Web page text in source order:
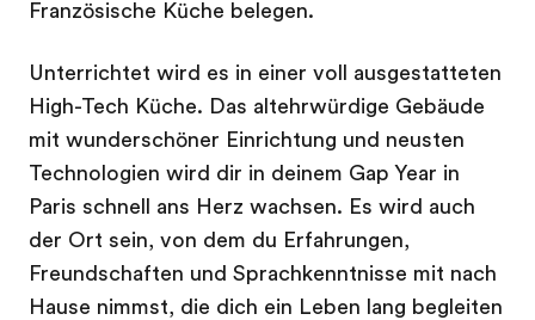
Französische Küche belegen.
Unterrichtet wird es in einer voll ausgestatteten
High-Tech Küche. Das altehrwürdige Gebäude
mit wunderschöner Einrichtung und neusten
Technologien wird dir in deinem Gap Year in
Paris schnell ans Herz wachsen. Es wird auch
der Ort sein, von dem du Erfahrungen,
Freundschaften und Sprachkenntnisse mit nach
Hause nimmst, die dich ein Leben lang begleiten